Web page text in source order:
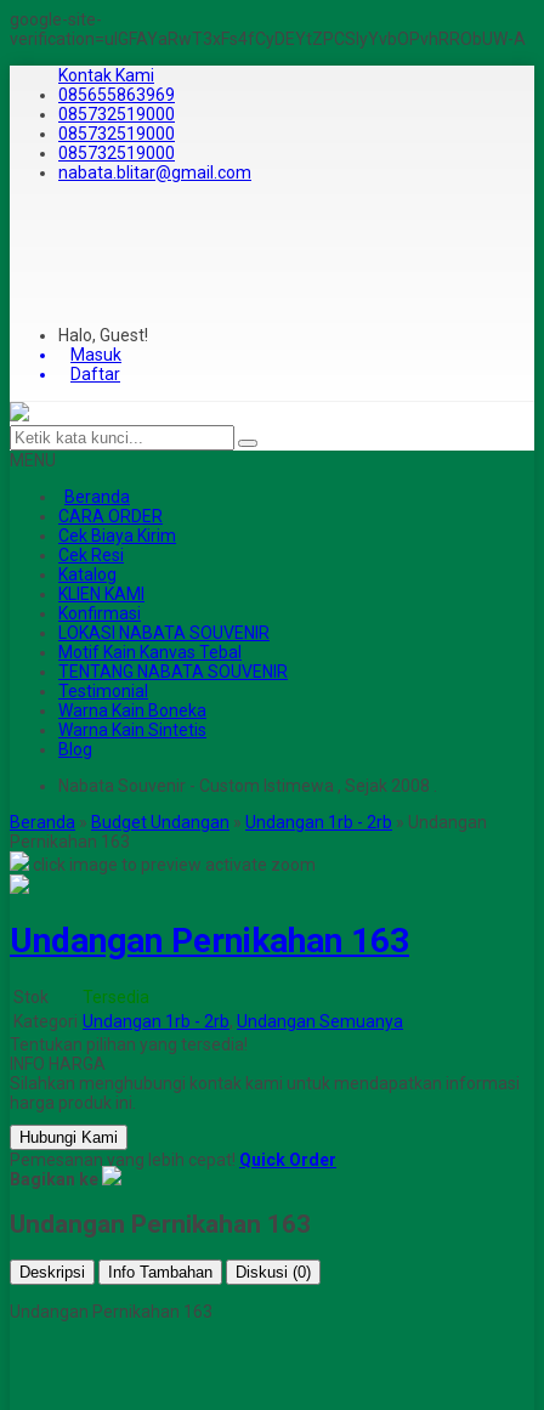
google-site-
verification=ulGFAYaRwT3xFs4fCyDEYtZPCSlyYvbOPvhRRObUW-A
Kontak Kami
085655863969
085732519000
085732519000
085732519000
nabata.blitar@gmail.com
Halo, Guest!
Masuk
Daftar
MENU
Beranda
CARA ORDER
Cek Biaya Kirim
Cek Resi
Katalog
KLIEN KAMI
Konfirmasi
LOKASI NABATA SOUVENIR
Motif Kain Kanvas Tebal
TENTANG NABATA SOUVENIR
Testimonial
Warna Kain Boneka
Warna Kain Sintetis
Blog
Nabata Souvenir - Custom Istimewa , Sejak 2008 .
Beranda » Budget Undangan » Undangan 1rb - 2rb » Undangan
Pernikahan 163
click image to preview activate zoom
Undangan Pernikahan 163
Stok
Tersedia
Kategori Undangan 1rb - 2rb, Undangan Semuanya
Tentukan pilihan yang tersedia!
INFO HARGA
Silahkan menghubungi kontak kami untuk mendapatkan informasi
harga produk ini.
Hubungi Kami
Pemesanan yang lebih cepat! Quick Order
Bagikan ke
Undangan Pernikahan 163
Deskripsi Info Tambahan Diskusi (0)
Undangan Pernikahan 163